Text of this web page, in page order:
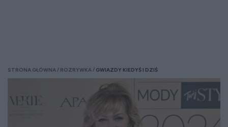
STRONA GŁÓWNA ROZRYWKA GWIAZDY KIEDYŚ I DZIŚ